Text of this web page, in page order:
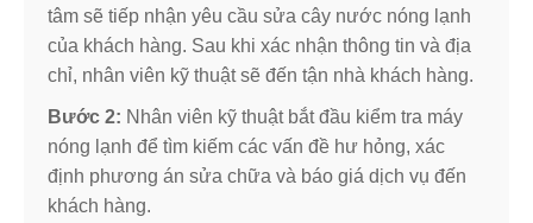
tâm sẽ tiếp nhận yêu cầu sửa cây nước nóng lạnh
của khách hàng. Sau khi xác nhận thông tin và địa
chỉ, nhân viên kỹ thuật sẽ đến tận nhà khách hàng.
Bước 2: Nhân viên kỹ thuật bắt đầu kiểm tra máy
nóng lạnh để tìm kiếm các vấn đề hư hỏng, xác
định phương án sửa chữa và báo giá dịch vụ đến
khách hàng.